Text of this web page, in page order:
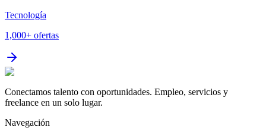
Tecnología
1,000+ ofertas
Conectamos talento con oportunidades. Empleo, servicios y
freelance en un solo lugar.
Navegación